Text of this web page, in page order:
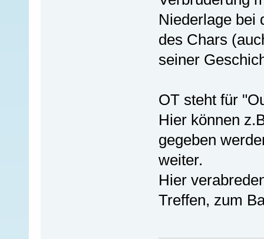
Niederlage bei
des Chars
seiner
OT steht für
Hier können
gegeben
weiter.
Hier
Treffen, zum